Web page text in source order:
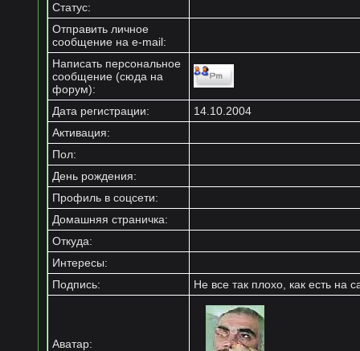
Статус:
Отправить личное
сообщение на e-mail:
Написать персональное
сообщение (сюда на
форум):
Дата регистрации:
14.10.2004
Активация:
Пол:
День рождения:
Профиль в соцсети:
Домашняя страничка:
Откуда:
Интересы:
Подпись:
Не все так плохо, как есть на
Аватар: